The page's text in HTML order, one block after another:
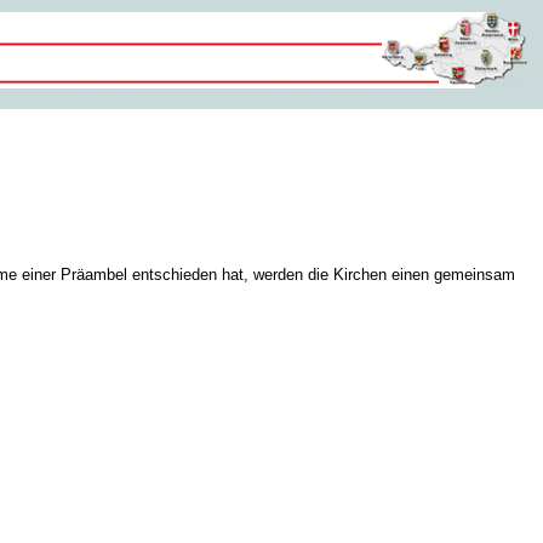
einer Präambel entschieden hat, werden die Kirchen einen gemeinsam